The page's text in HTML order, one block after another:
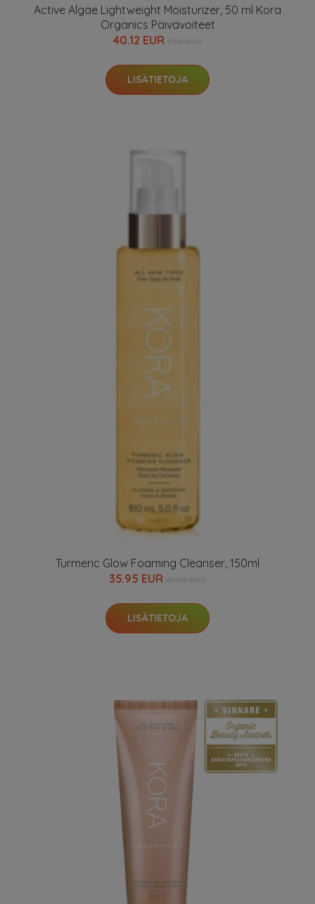
Active Algae Lightweight Moisturizer, 50 ml Kora
Organics Päivävoiteet
40.12 EUR
LISÄTIETOJA
Turmeric Glow Foaming Cleanser, 150ml
35.95 EUR
LISÄTIETOJA